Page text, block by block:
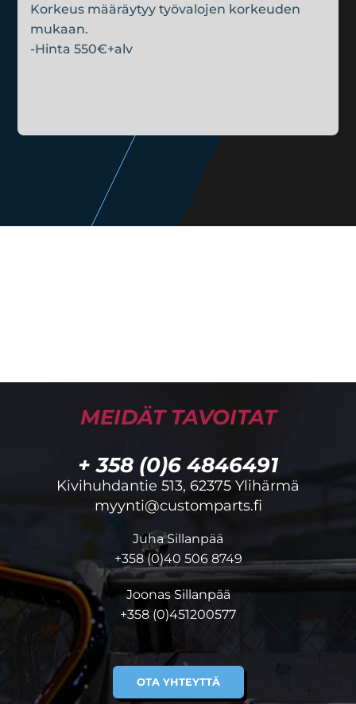
Korkeus määräytyy työvalojen korkeuden
mukaan.
-Hinta 550€+alv
MEIDÄT TAVOITAT
+ 358 (0)6 4846491
Kivihuhdantie 513, 62375 Ylihärmä
myynti@customparts.fi
Juha Sillanpää
+358 (0)40 506 8749
Joonas Sillanpää
+358 (0)451200577
OTA YHTEYTTÄ